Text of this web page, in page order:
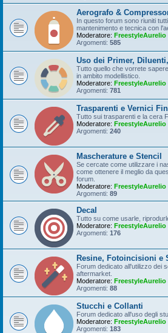
Aerografo &
In questo forum sono riuniti
mantenimento e tecnica con
Moderatore: FreestyleAurelio
Argomenti: 585
Uso dei Primer,
Tutto quello che vorrete
in ambito modellistico.
Moderatore: FreestyleAurelio
Argomenti: 781
Trasparenti e Vernici
Tutto sui trasparenti e la cera
Moderatore: FreestyleAurelio
Argomenti: 240
Mascherature e Stencil
Se cercate come utilizzare i
come ottenere il meglio da
forum.
Moderatore: FreestyleAurelio
Argomenti: 89
Decal
Tutto su come usarle,
Moderatore: FreestyleAurelio
Argomenti: 176
Resine, Fotoincisioni
Forum dedicato all'utilizzo dei
aftermarket.
Moderatore: FreestyleAurelio
Argomenti: 88
Stucchi e Collanti
Forum dedicato all'uso degli
Moderatore: FreestyleAurelio
Argomenti: 183